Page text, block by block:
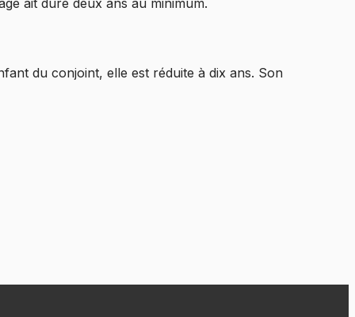
ait duré deux ans au minimum.
du conjoint, elle est réduite à dix ans. Son